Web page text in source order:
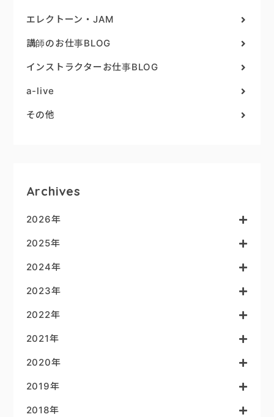
エレクトーン・JAM
講師のお仕事BLOG
インストラクターお仕事BLOG
a-live
その他
Archives
2026年
2025年
2024年
2023年
2022年
2021年
2020年
2019年
2018年